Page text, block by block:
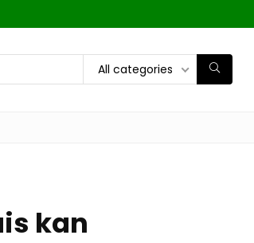
All categories
kan